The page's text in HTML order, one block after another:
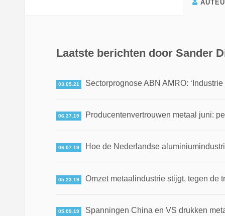
Laatste berichten door Sander
03.05.21 Sectorprognose ABN AMRO:
06.27.19 Producentenvertrouwen metaal juni:
06.07.19 Hoe de Nederlandse
05.23.19 Omzet metaalindustrie stijgt, tegen de
05.09.19 Spanningen China en VS drukken